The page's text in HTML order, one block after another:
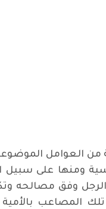
العوامل
ومنها على سبيل
الرجل وفق مصالحه
تلك المصاعب